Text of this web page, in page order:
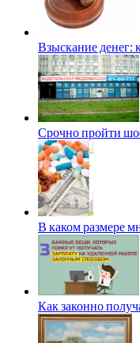
Взыскание денег:
Срочно пройти
В каком размере
Как законно